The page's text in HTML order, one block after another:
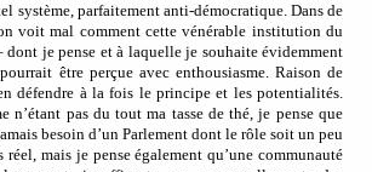
système, parfaitement anti-démocratique. Dans de
voit mal comment cette vénérable institution du
dont je pense et à laquelle je souhaite évidemment
être perçue avec enthousiasme. Raison de
défendre à la fois le principe et les potentialités.
n’étant pas du tout ma tasse de thé, je pense que
besoin d’un Parlement dont le rôle soit un peu
mais je pense également qu’une communauté